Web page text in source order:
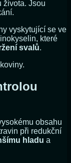
života. Jsou
vyskytující se ve
které
svalů.
obsahu
při redukční
hladu a